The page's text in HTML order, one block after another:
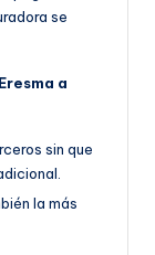
se
a
sin que
la más